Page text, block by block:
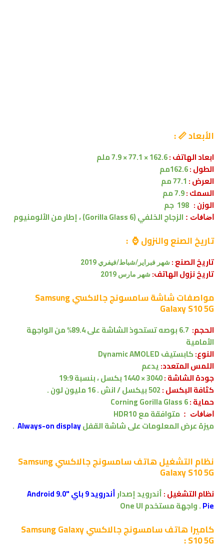
الأبعاد 📏 :
ابعاد الهاتف :162.6 × 77.1 × 7.9 ملم
الطول :162.6مم
العرض :
السمك :7.9 مم
الوزن :
اضافات : الزجاج الخلفي (Gorilla Glass 6) ، إطار من الألومنيوم
تاريخ الصنع والنزول ⌚ :
تاريخ الصنع : شهر فبراير/شباط/فيفري 2019
تاريخ نزول الهاتف: شهر مارس 2019
مواصفات شاشة سامسونج جالاكسي Samsung
Galaxy S10 5G
الحجم:
تستحوذ الشاشة على 89.4% من الواجهة
الأمامية
النوع:كابستيفDynamic AMOLED
اللمس المتعدد:يدعم
جودة الشاشة :3040 × 1440 بكسل
، بنسبة 19:9
كثافة البكسل :502 بيكسل / انش . 16 مليون لون .
حماية :Corning Gorilla Glass 6
اضافات : متوافقةمعHDR10
ميزة عرض المعلومات على شاشة القفلAlways-on display
.
نظام التشغيل هاتف سامسونج جالاكسي Samsung
Galaxy S10 5G
نظام التشغيل :أندرويد إصدار
أندرويد 9 باي "Android 9.0
Pie
.واجهة مستخدمOne UI
كاميرا هاتف سامسونج جالاكسي Samsung Galaxy
S10 5G :